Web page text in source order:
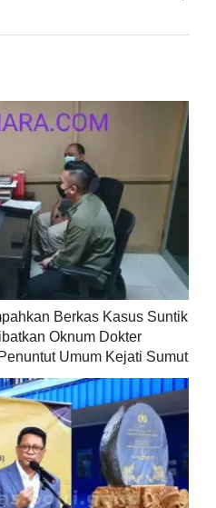
Berkas Kasus Suntik
Oknum Dokter
Umum Kejati Sumut